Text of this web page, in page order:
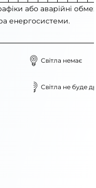
або аварійні
енергосистеми.
Світла немає
Світла не буде